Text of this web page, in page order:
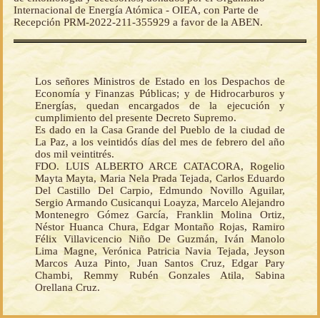
Internacional de Energía Atómica - OIEA, con Parte de
Recepción PRM-2022-211-355929 a favor de la ABEN.
Los señores Ministros de Estado en los Despachos de
Economía y Finanzas Públicas; y de Hidrocarburos y
Energías, quedan encargados de la ejecución y
cumplimiento del presente Decreto Supremo.
Es dado en la Casa Grande del Pueblo de la ciudad de
La Paz, a los veintidós días del mes de febrero del año
dos mil veintitrés.
FDO. LUIS ALBERTO ARCE CATACORA, Rogelio
Mayta Mayta, Maria Nela Prada Tejada, Carlos Eduardo
Del Castillo Del Carpio, Edmundo Novillo Aguilar,
Sergio Armando Cusicanqui Loayza, Marcelo Alejandro
Montenegro Gómez García, Franklin Molina Ortiz,
Néstor Huanca Chura, Edgar Montaño Rojas, Ramiro
Félix Villavicencio Niño De Guzmán, Iván Manolo
Lima Magne, Verónica Patricia Navia Tejada, Jeyson
Marcos Auza Pinto, Juan Santos Cruz, Edgar Pary
Chambi, Remmy Rubén Gonzales Atila, Sabina
Orellana Cruz.